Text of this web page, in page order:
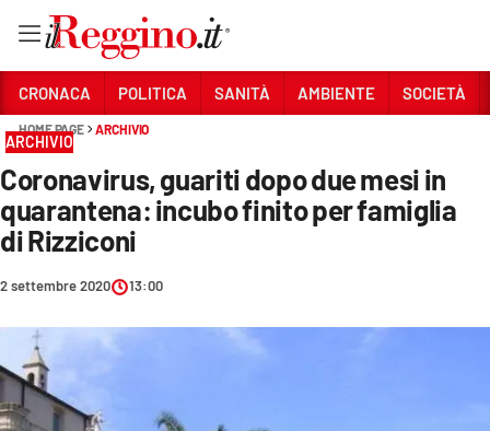
Sezioni
CRONACA
POLITICA
SANITÀ
AMBIENTE
SOCIETÀ
CULTURA
CRONACA POLITICA SANITÀ AMBIENTE SOCIETÀ
HOME PAGE ARCHIVIO
ARCHIVIO
Coronavirus, guariti dopo due mesi in
quarantena: incubo finito per famiglia
di Rizziconi
2 settembre 2020 13:00